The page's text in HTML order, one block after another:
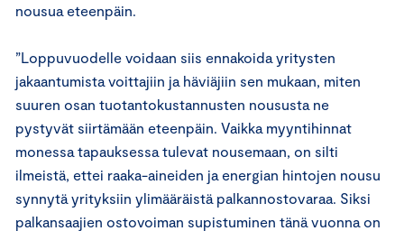
nousua eteenpäin.
”Loppuvuodelle voidaan siis ennakoida yritysten
jakaantumista voittajiin ja häviäjiin sen mukaan, miten
suuren osan tuotantokustannusten noususta ne
pystyvät siirtämään eteenpäin. Vaikka myyntihinnat
monessa tapauksessa tulevat nousemaan, on silti
ilmeistä, ettei raaka-aineiden ja energian hintojen nousu
synnytä yrityksiin ylimääräistä palkannostovaraa. Siksi
palkansaajien ostovoiman supistuminen tänä vuonna on